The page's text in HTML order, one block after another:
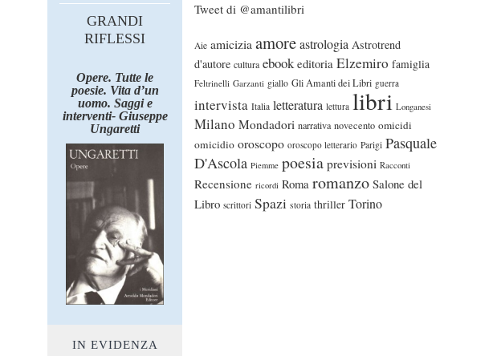
Tweet di @amantilibri
Aie amicizia amoreastrologia Astrotrend
d'autore cultura ebook editoria Elzemiro famiglia
Feltrinelli Garzanti giallo Gli Amanti dei Libri guerra
intervista Italia letteratura lettura libri Longanesi
Milano Mondadori narrativa novecento omicidi
omicidio oroscopo oroscopo letterario Parigi Pasquale
D'Ascola Piemme poesia previsioni Racconti
Recensione ricordi Roma romanzo Salone del
Libro scrittori Spazi storia thriller Torino
GRANDI
RIFLESSI
Opere. Tutte le
poesie. Vita d’un
uomo. Saggi e
interventi- Giuseppe
Ungaretti
IN EVIDENZA